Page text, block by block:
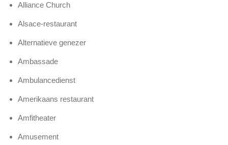
Alliance Church
Alsace-restaurant
Alternatieve genezer
Ambassade
Ambulancedienst
Amerikaans restaurant
Amfitheater
Amusement